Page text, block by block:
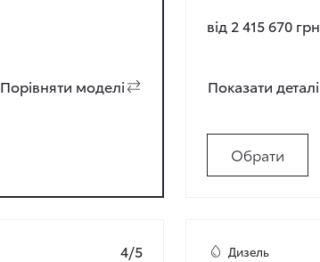
Порiвняти моделi
від 2 415 670 грн
Показати деталi
Обрати
4/5 Дизель